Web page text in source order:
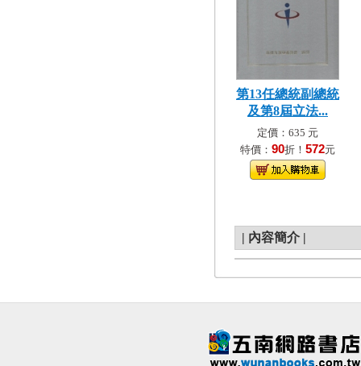
第13任總統副總統
及第8屆立法...
定價：635 元
特價： 90折！ 572元
| 內容簡介 |